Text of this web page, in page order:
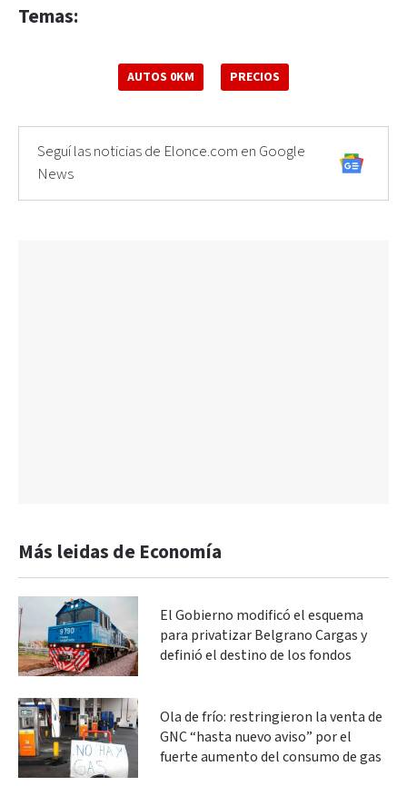
Temas:
AUTOS 0KM PRECIOS
Seguí las noticias de Elonce.com en Google
News
Más leidas de Economía
El Gobierno modificó el esquema
para privatizar Belgrano Cargas y
definió el destino de los fondos
Ola de frío: restringieron la venta de
GNC “hasta nuevo aviso” por el
fuerte aumento del consumo de gas